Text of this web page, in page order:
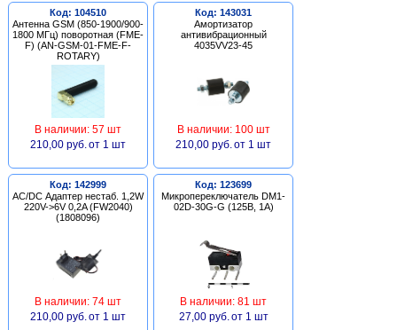
Код: 104510
Антенна GSM (850-1900/900-
1800 МГц) поворотная (FME-
F) (AN-GSM-01-FME-F-
ROTARY)
В наличии: 57 шт
210,00 руб. от 1 шт
Код: 143031
Амортизатор
антивибрационный
4035VV23-45
В наличии: 100 шт
210,00 руб. от 1 шт
Код: 142999
AC/DC Адаптер нестаб. 1,2W
220V->6V 0,2A (FW2040)
(1808096)
В наличии: 74 шт
210,00 руб. от 1 шт
Код: 123699
Микропереключатель DM1-
02D-30G-G (125В, 1А)
В наличии: 81 шт
27,00 руб. от 1 шт